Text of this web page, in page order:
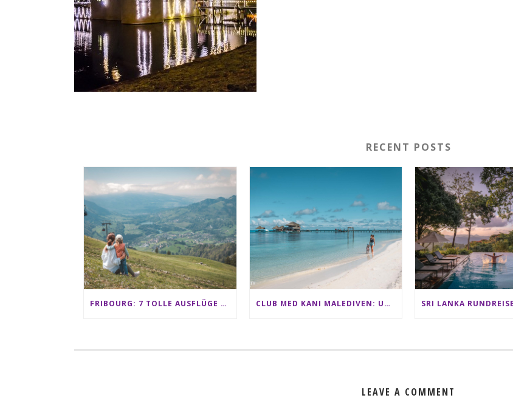
RECENT POSTS
FRIBOURG: 7 TOLLE AUSFLÜGE FÜR FAMILIEN VON CHARMEY BIS LES PACCOTS CLUB MED KANI MALEDIVEN: UNSERE ERFAHRUNGEN IM ALL-INCLUSIVE PARADIES
LEAVE A COMMENT